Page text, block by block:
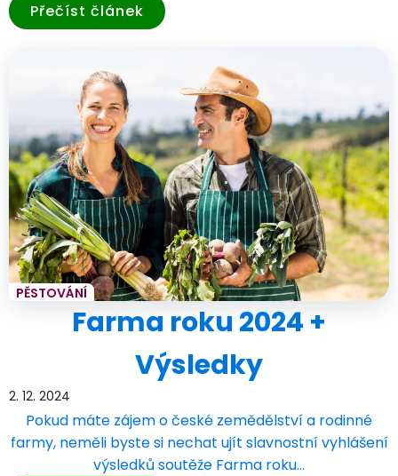
Přečíst článek
PĚSTOVÁNÍ
Farma roku 2024 +
Výsledky
2. 12. 2024
Pokud máte zájem o české zemědělství a rodinné
farmy, neměli byste si nechat ujít slavnostní vyhlášení
výsledků soutěže Farma roku…